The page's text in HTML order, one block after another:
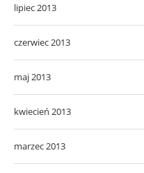
lipiec 2013
czerwiec 2013
maj 2013
kwiecień 2013
marzec 2013